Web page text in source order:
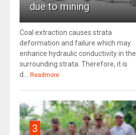
due to mining
Coal extraction causes strata
deformation and failure which may
enhance hydraulic conductivity in the
surrounding strata. Therefore, it is
d...
Readmore
3